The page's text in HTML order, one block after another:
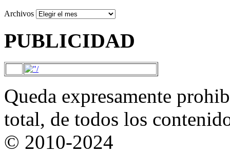
Archivos
PUBLICIDAD
Queda expresamente
total, de todos los
© 2010-2024